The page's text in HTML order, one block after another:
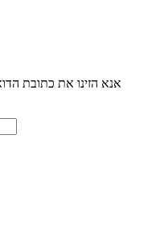
אנא הזינו את כתובת